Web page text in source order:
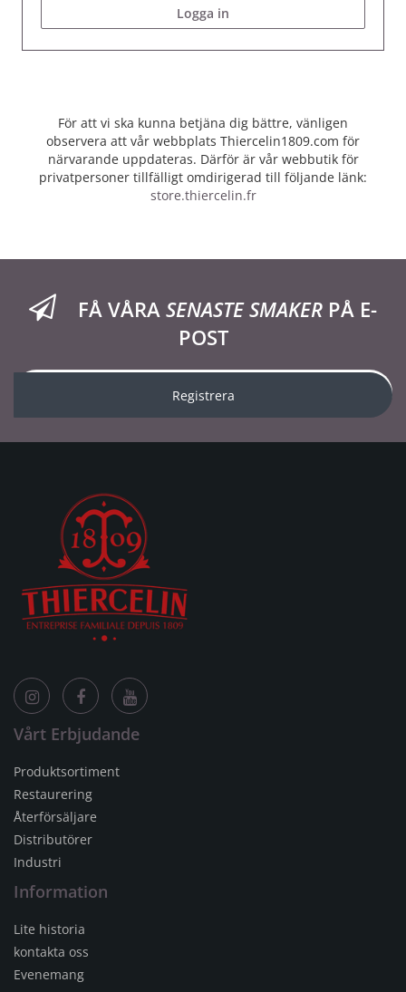
Logga in
För att vi ska kunna betjäna dig bättre, vänligen
observera att vår webbplats Thiercelin1809.com för
närvarande uppdateras. Därför är vår webbutik för
privatpersoner tillfälligt omdirigerad till följande länk:
store.thiercelin.fr
FÅ VÅRA SENASTE SMAKER PÅ E-
POST
Registrera
Vårt Erbjudande
Produktsortiment
Restaurering
Återförsäljare
Distributörer
Industri
Information
Lite historia
kontakta oss
Evenemang